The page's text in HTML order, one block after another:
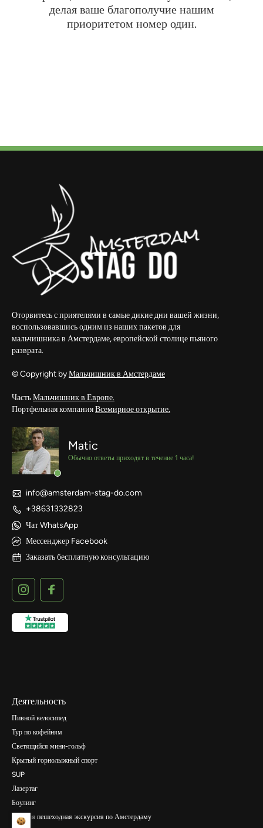
делая ваше благополучие нашим
приоритетом номер один.
Оторвитесь с приятелями в самые дикие дни вашей жизни,
воспользовавшись одним из наших пакетов для
мальчишника в Амстердаме, европейской столице пьяного
разврата.
© Copyright byМальчишник в Амстердаме
ЧастьМальчишник в Европе.
Портфельная компанияВсемирное открытие.
Matic
Обычно ответы приходят в течение 1 часа!
info@amsterdam-stag-do.com
+38631332823
Чат WhatsApp
Мессенджер Facebook
Заказать бесплатную консультацию
Деятельность
Пивной велосипед
Тур по кофейням
Светящийся мини-гольф
Крытый горнолыжный спорт
SUP
Лазертаг
Боулинг
Частная пешеходная экскурсия по Амстердаму